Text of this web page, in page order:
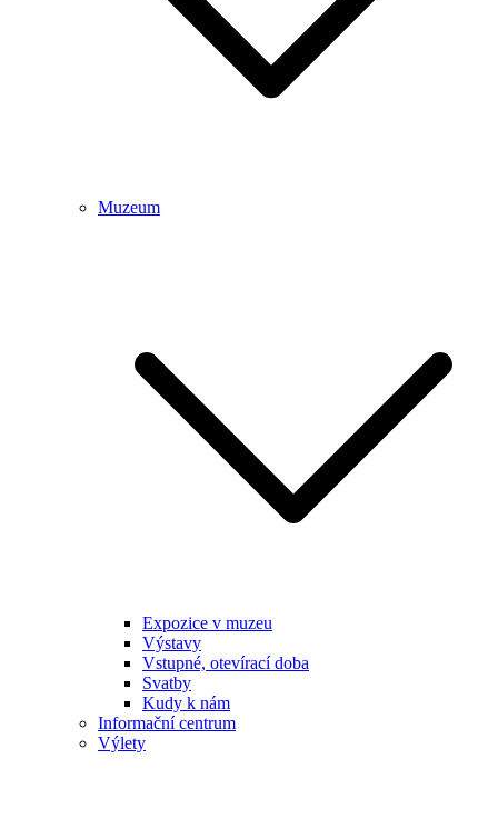
Muzeum
Expozice v muzeu
Výstavy
Vstupné, otevírací doba
Svatby
Kudy k nám
Informační centrum
Výlety